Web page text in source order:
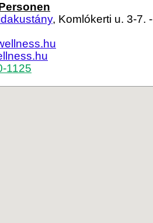
, Komlókerti u. 3-7. -
1125